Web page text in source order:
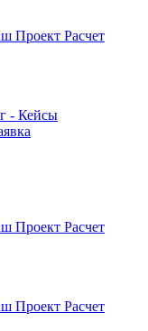
Проект Расчет
- Кейсы
Проект Расчет
Проект Расчет